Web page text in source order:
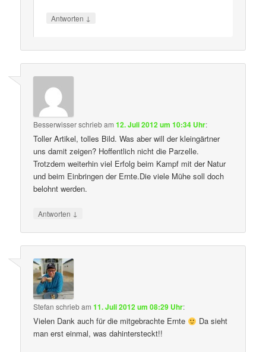
Antworten ↓
Besserwisserschriebam12. Juli 2012 um 10:34 Uhr:
Toller Artikel, tolles Bild. Was aber will der kleingärtner
uns damit zeigen? Hoffentlich nicht die Parzelle.
Trotzdem weiterhin viel Erfolg beim Kampf mit der Natur
und beim Einbringen der Ernte.Die viele Mühe soll doch
belohnt werden.
Antworten ↓
Stefan schriebam11. Juli 2012 um 08:29 Uhr:
Vielen Dank auch für die mitgebrachte Ernte
Da sieht
man erst einmal, was dahintersteckt!!